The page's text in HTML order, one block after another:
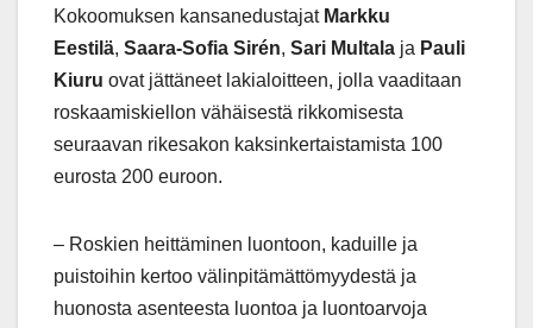
Kokoomuksen kansanedustajat Markku
Eestilä, Saara-Sofia Sirén, Sari Multala ja Pauli
Kiuru ovat jättäneet lakialoitteen, jolla vaaditaan
roskaamiskiellon vähäisestä rikkomisesta
seuraavan rikesakon kaksinkertaistamista 100
eurosta 200 euroon.
– Roskien heittäminen luontoon, kaduille ja
puistoihin kertoo välinpitämättömyydestä ja
huonosta asenteesta luontoa ja luontoarvoja